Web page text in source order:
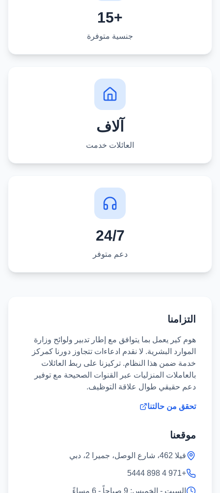
+15
جنسية متوفرة
آلاف
العائلات خدمت
24/7
دعم متوفر
التزامنا
هوم كير يعمل بما يتوافق مع إطار تدبير ولوائح وزارة
الموارد البشرية. لا نقدم ادعاءات تتجاوز دورنا كمركز
خدمة ضمن هذا النظام. تركيزنا على ربط العائلات
بالعاملات المنزليات عبر القنوات الصحيحة مع توفير
دعم حقيقي طوال علاقة التوظيف.
تحقق من حالتنا
موقعنا
فيلا 462، شارع الوصل، جميرا 2، دبي
+971 4 898 5444
السبت - الخميس: 9 صباحاً - 6 مساءً